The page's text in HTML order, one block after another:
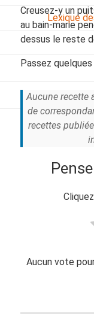
Lexique
Creusez-y un
au bain-marie
dessus le reste
Passez
Aucune recette
de
recettes
Aucun vote